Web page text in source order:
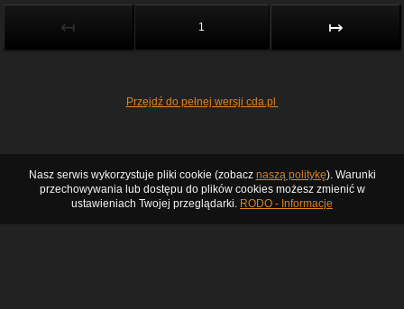
↤ 1 ↦
Przejdź do pełnej wersji cda.pl
Nasz serwis wykorzystuje pliki cookie (zobacz naszą politykę). Warunki
przechowywania lub dostępu do plików cookies możesz zmienić w
ustawieniach Twojej przeglądarki. RODO - Informacje